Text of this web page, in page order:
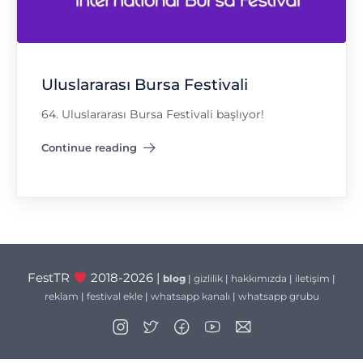
Uluslararası Bursa Festivali
64. Uluslararası Bursa Festivali başlıyor!
Continue reading
"Uluslararası Bursa Festivali"
FestTR 2018-2026 | blog| gizlilik| hakkımızda | iletişim |
reklam | festival ekle| whatsapp kanalı | whatsapp grubu